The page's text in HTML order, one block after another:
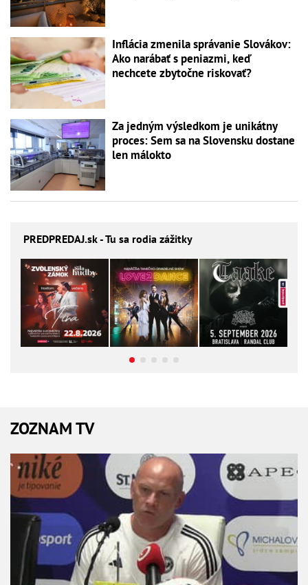
Inflácia zmenila správanie Slovákov:
Ako narábať s peniazmi, keď
nechcete zbytočne riskovať?
Za jedným výsledkom je unikátny
proces: Sem sa na Slovensku dostane
len málokto
PREDPREDAJ.sk - Tu sa rodia zážitky
ZOZNAM TV